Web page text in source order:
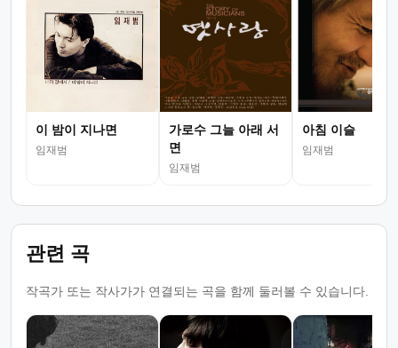
이 밤이 지나면
임재범
가로수 그늘 아래 서
면
임재범
아침 이슬
임재범
관련 곡
작곡가 또는 작사가가 연결되는 곡을 함께 둘러볼 수 있습니다.